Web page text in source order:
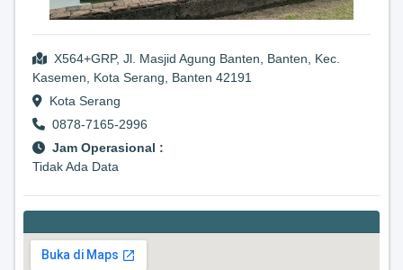
X564+GRP, Jl. Masjid Agung Banten, Banten, Kec.
Kasemen, Kota Serang, Banten 42191
Kota Serang
0878-7165-2996
Jam Operasional :
Tidak Ada Data